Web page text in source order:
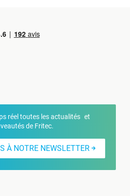
réel toutes les actualités et
de Fritec.
À NOTRE NEWSLETTER